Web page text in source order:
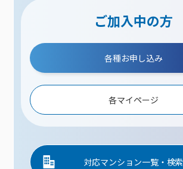
ご加入中の方
各種お申し込み
各マイページ
対応マンション一覧・検索